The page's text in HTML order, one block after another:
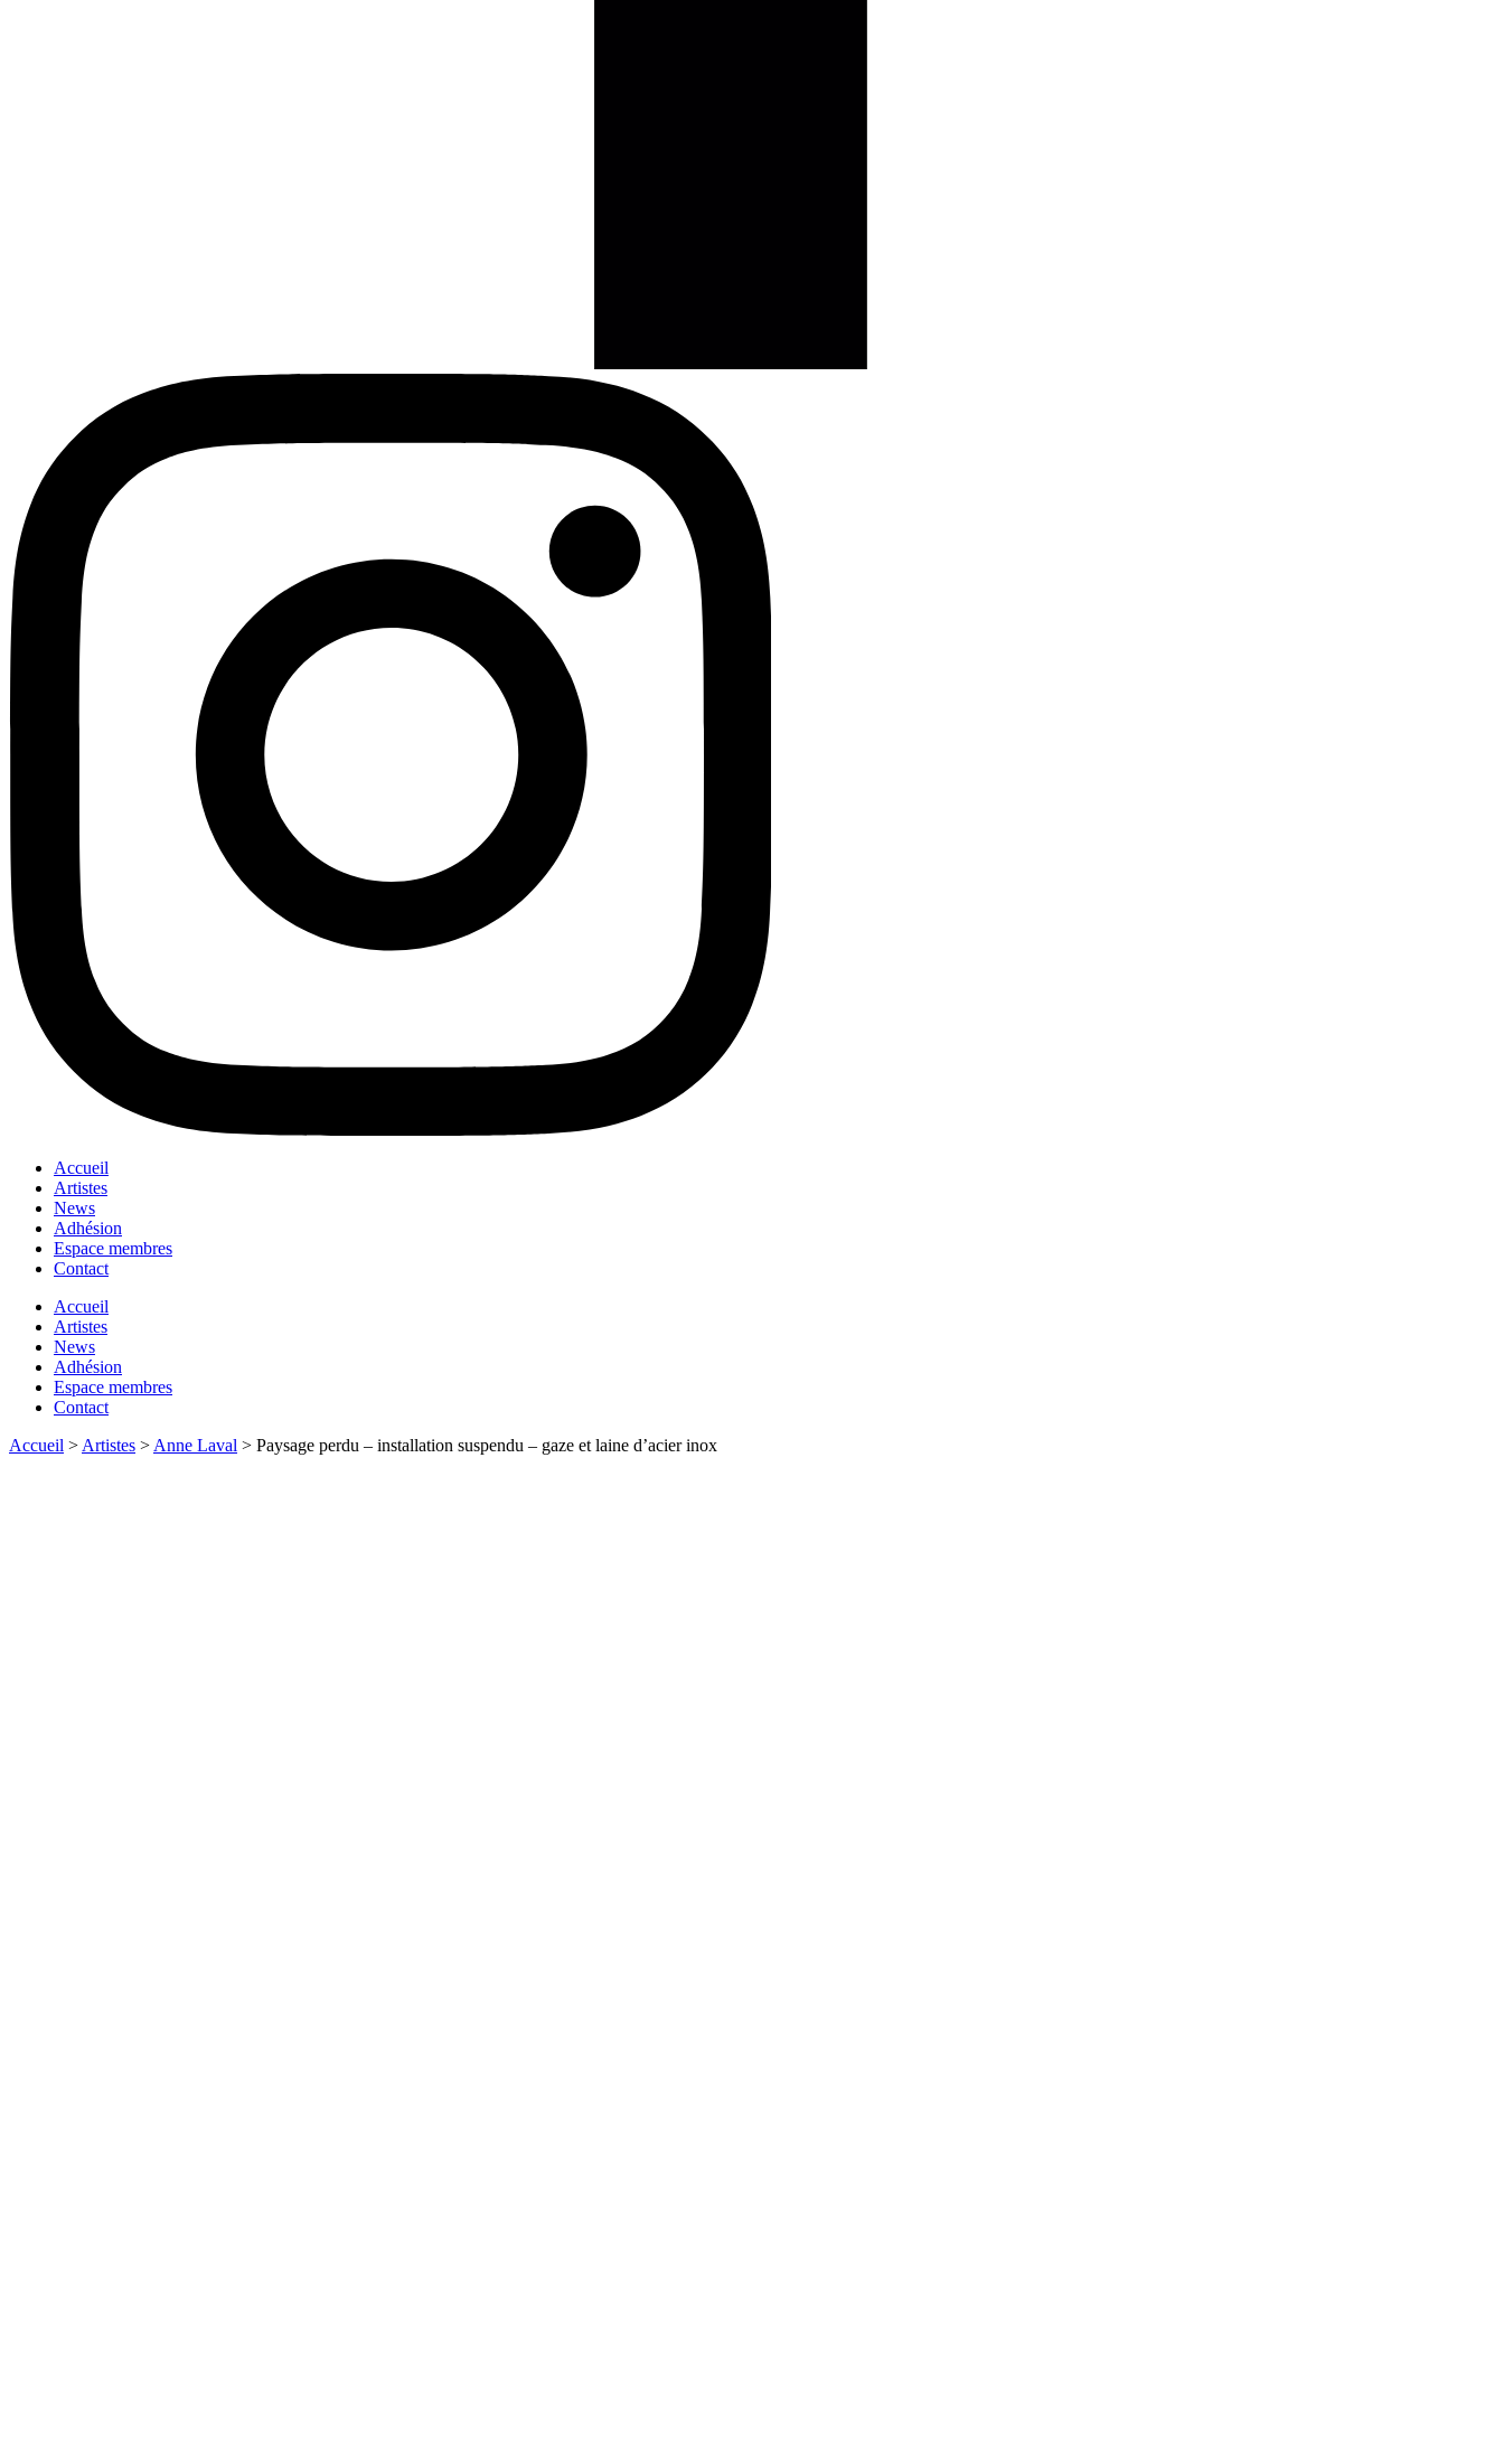
Accueil
Artistes
News
Adhésion
Espace membres
Contact
Accueil
Artistes
News
Adhésion
Espace membres
Contact
Accueil > Artistes > Anne Laval > Paysage perdu – installation suspendu – gaze et laine d’acier inox